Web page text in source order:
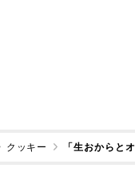
クッキー 「生おからと